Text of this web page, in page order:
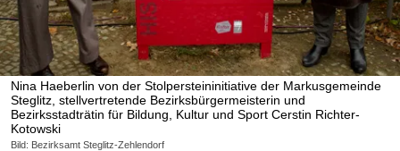
Nina Haeberlin von der Stolpersteininitiative der Markusgemeinde
Steglitz, stellvertretende Bezirksbürgermeisterin und
Bezirksstadträtin für Bildung, Kultur und Sport Cerstin Richter-
Kotowski
Bild: Bezirksamt Steglitz-Zehlendorf